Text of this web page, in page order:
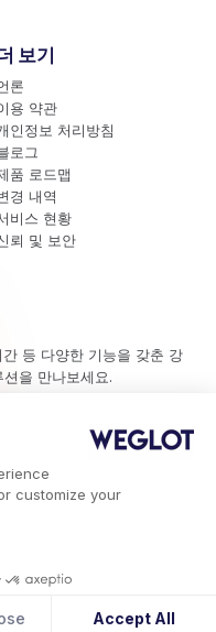
customize your
Accept All
보기
론
용 약관
인정보 처리방침
로그
품 로드맵
경 내역
비스 현황
뢰 및 보안
등 다양한 기능을 갖춘 강
을 만나보세요.
한 인사이트를 최신 상태로